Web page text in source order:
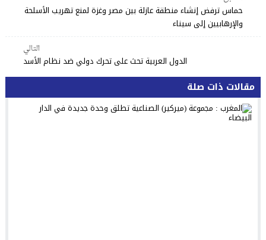
حماس ترفض إنشاء منطقة عازلة بين مصر وغزة لمنع تهريب الأسلحة
والإرهابيين إلى سيناء
التالي
الدول العربية تحث على تحرك دولي ضد نظام الأسد
مقالات ذات صلة